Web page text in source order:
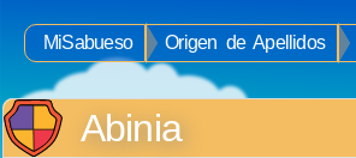
MiSabueso Origen de Apellidos
Abinia